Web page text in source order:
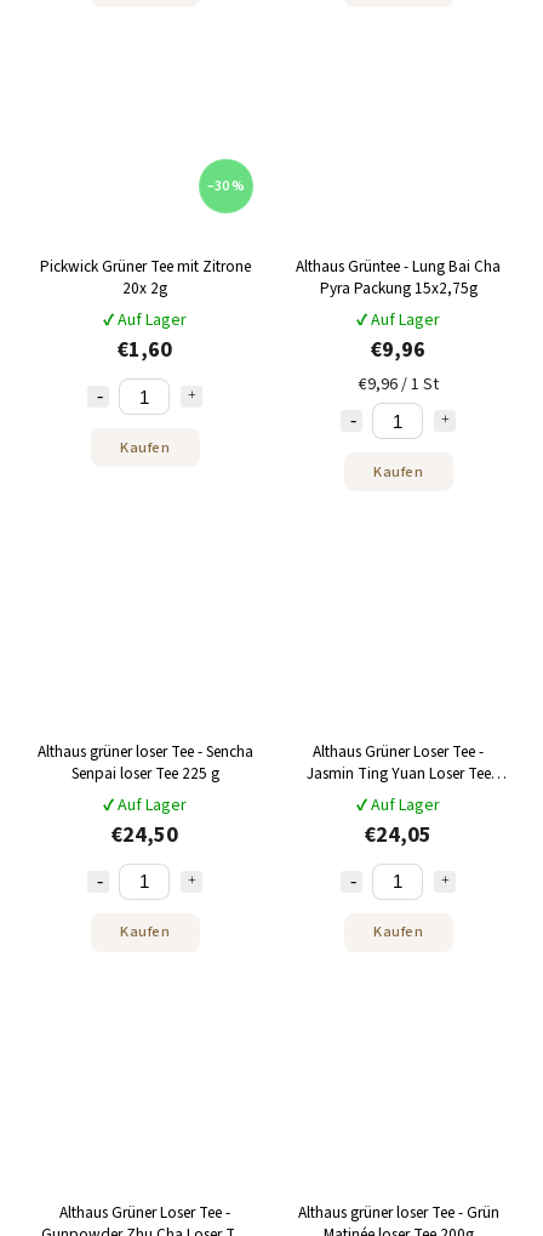
–30 %
Pickwick Grüner Tee mit Zitrone
20x 2g
✔ Auf Lager
€1,60
Kaufen
Althaus Grüntee - Lung Bai Cha
Pyra Packung 15x2,75g
✔ Auf Lager
€9,96
€9,96 / 1 St
Kaufen
Althaus grüner loser Tee - Sencha
Senpai loser Tee 225 g
✔ Auf Lager
€24,50
Kaufen
Althaus Grüner Loser Tee -
Jasmin Ting Yuan Loser Tee
250g
✔ Auf Lager
€24,05
Kaufen
Althaus Grüner Loser Tee -
Althaus grüner loser Tee - Grün